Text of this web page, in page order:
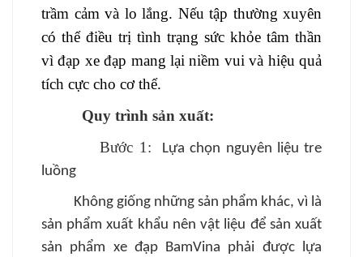
trầm cảm và lo lắng. Nếu tập thường xuyên
có thể điều trị tình trạng sức khỏe tâm thần
vì đạp xe đạp mang lại niềm vui và hiệu quả
tích cực cho cơ thể.
Quy trình sản xuất:
Bước 1:
Lựa chọn nguyên liệu tre
luồng
Không giống những sản phẩm khác, vì là
sản phẩm xuất khẩu nên vật liệu để sản xuất
sản phẩm xe đạp BamVina phải được lựa